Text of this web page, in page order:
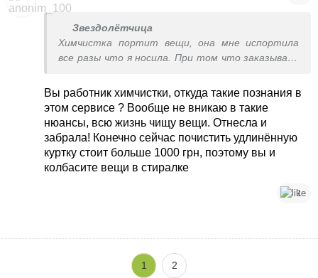
полотенцами, но у меня много курток, стало
уходило 3 часа и кучу полотенец мокрых
Звездолётчица
Химчистка портит вещи, она мне испортила
все разы что я носила. При том что заказывала
четыре раза дороже обычной для остальных. Та
химчистка итальянская которая не портила
была лет 17 назад. Потом они перешли на
дешевую химию, перестали обшивать
фурнитуру тканью, я перестала туда носить.
Перепробовала все в Киеве. Дома я стираю в
миллион раз лучше чем химчистка. У меня вся
фурнитура обшивается тканью. Раньше
лень. Так как на ручную стирку куртки у меня
уходило 3 часа и кучу полотенец мокрых
Вы работник химчистки, откуда такие познания в
этом сервисе ? Вообще не вникаю в такие
нюансы, всю жизнь чищу вещи. Отнесла и
забрала! Конечно сейчас почистить удлинённую
куртку стоит больше 1000 грн, поэтому вы и
колбасите вещи в стиралке
1
1 2